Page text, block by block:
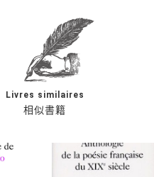
相似書籍
Livres similaires